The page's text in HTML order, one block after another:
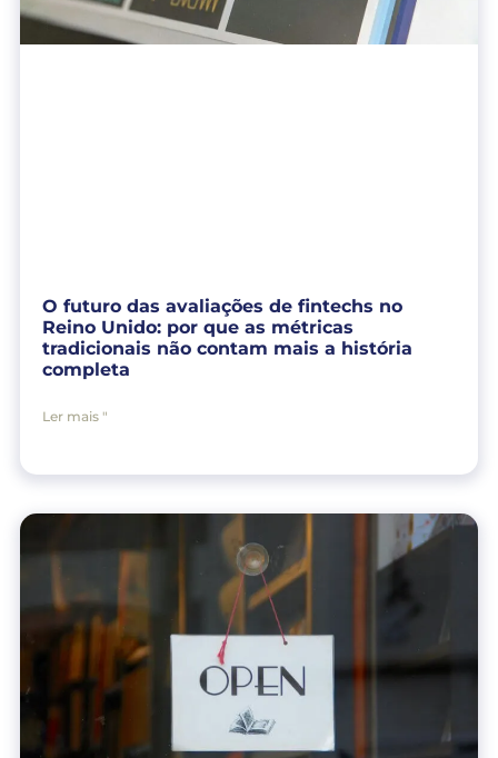
O futuro das avaliações de fintechs no
Reino Unido: por que as métricas
tradicionais não contam mais a história
completa
Ler mais "